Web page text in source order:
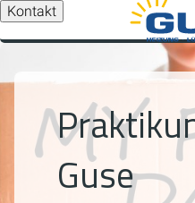
Kontakt
Guse